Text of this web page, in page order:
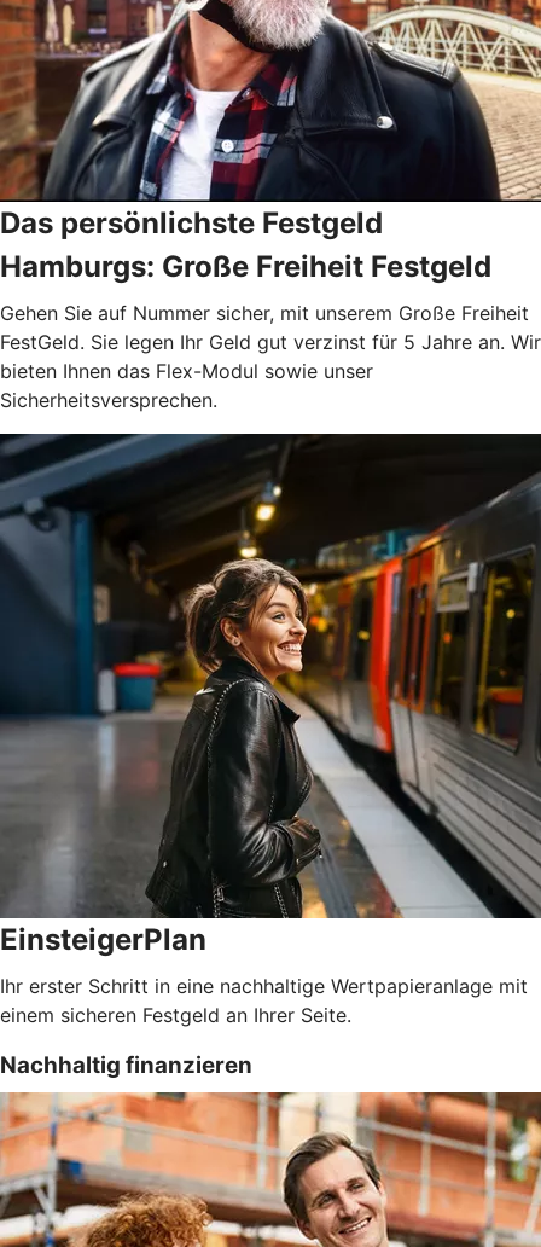
Das persönlichste Festgeld
Hamburgs: Große Freiheit Festgeld
Gehen Sie auf Nummer sicher, mit unserem Große Freiheit
FestGeld. Sie legen Ihr Geld gut verzinst für 5 Jahre an. Wir
bieten Ihnen das Flex-Modul sowie unser
Sicherheitsversprechen.
EinsteigerPlan
Ihr erster Schritt in eine nachhaltige Wertpapieranlage mit
einem sicheren Festgeld an Ihrer Seite.
Nachhaltig finanzieren